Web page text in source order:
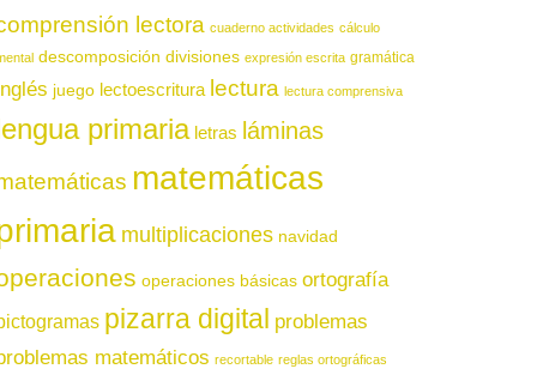
lectora cuaderno actividades cálculo
descomposición divisiones expresión escrita gramática
juego lectoescritura lectura lectura comprensiva
primaria letras láminas
matemáticas
multiplicaciones navidad
operaciones básicas ortografía
pizarra digital problemas
matemáticos recortable reglas ortográficas